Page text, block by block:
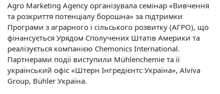
Agro Marketing Agency організувала семінар «Вивчення
та розкриття потенціалу борошна» за підтримки
Програми з аграрного і сільського розвитку (АГРО), що
фінансується Урядом Сполучених Штатів Америки та
реалізується компанією Chemonics International.
Партнерами події виступили Mühlenchemie та її
український офіс «Штерн Інгредієнтс Україна», Alviva
Group, Bühler Україна.